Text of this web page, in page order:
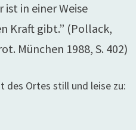
in einer Weise
Kraft gibt.” (Pollack,
München 1988, S. 402)
des Ortes still und leise zu: